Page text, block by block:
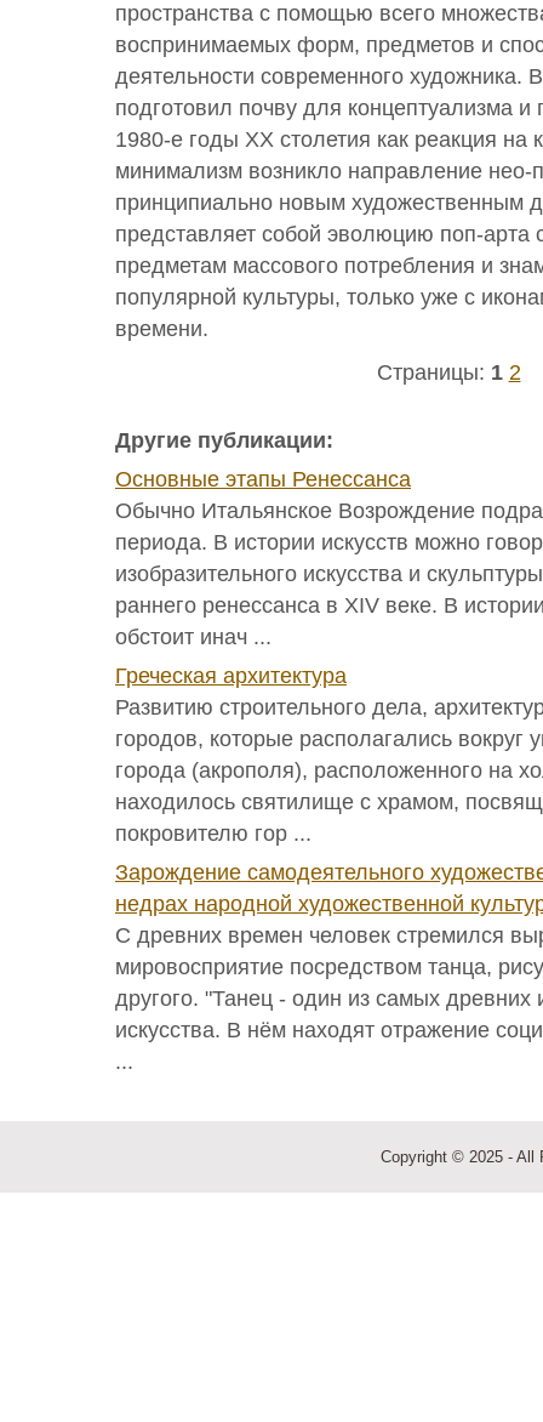
пространства с помощью всего
воспринимаемых форм, предметов и
деятельности современного художника.
подготовил почву для концептуализма
1980-е годы ХХ столетия как реакция на
минимализм возникло направление нео-
принципиально новым художественным
представляет собой эволюцию поп-арта
предметам массового потребления и
популярной культуры, только уже с
времени.
Страницы: 1 2
Другие публикации:
Основные этапы Ренессанса
Обычно Итальянское Возрождение
периода. В истории искусств можно
изобразительного искусства и
раннего ренессанса в XIV веке. В
обстоит инач ...
Греческая архитектура
Развитию строительного дела,
городов, которые располагались вокруг
города (акрополя), расположенного на
находилось святилище с храмом,
покровителю гор ...
Зарождение самодеятельного
недрах народной художественной
С древних времен человек стремился
мировосприятие посредством танца,
другого. "Танец - один из самых
искусства. В нём находят отражение
...
Copyright © 2025 - All